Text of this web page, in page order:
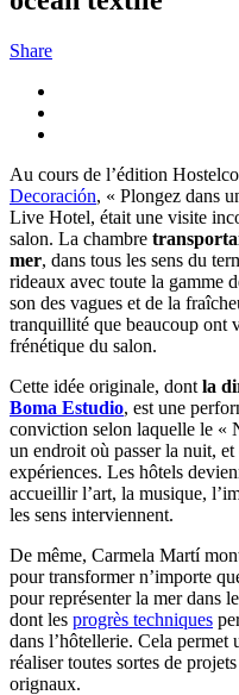
Share
Au cours de l’édition
Decoración, « Plongez dans
Live Hotel, était une visite
salon. La chambre
mer, dans tous les sens du
rideaux avec toute la gamme
son des vagues et de la
tranquillité que beaucoup ont
frénétique du salon.
Cette idée originale, dont la
Boma Estudio, est une
conviction selon laquelle le «
un endroit où passer la nuit,
expériences. Les hôtels
accueillir l’art, la musique,
les sens interviennent.
De même, Carmela Martí
pour transformer n’importe
pour représenter la mer dans
dont les progrès techniques
dans l’hôtellerie. Cela
réaliser toutes sortes de
orignaux.